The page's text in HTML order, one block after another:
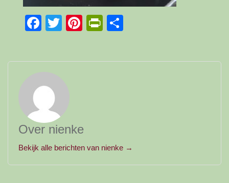
Facebook
TwitterPinterest
PrintFriendly
Over nienke
Bekijk alle berichten van nienke →